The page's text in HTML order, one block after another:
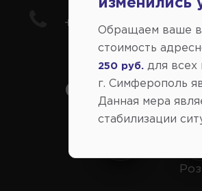
+7(978) 206-206-8
изменились
Обращаем ваше
стоимость
250 руб.
для всех
г. Симферополь
Данная мера
стабилизации